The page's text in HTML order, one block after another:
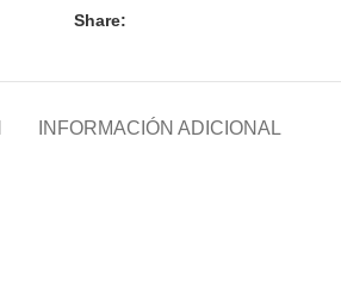
Share:
INFORMACIÓN ADICIONAL